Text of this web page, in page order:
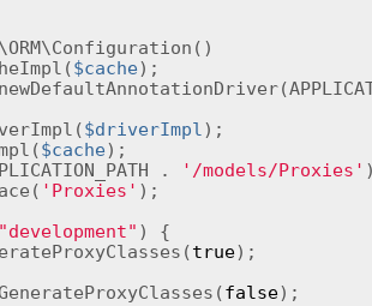
$cache);
$driverImpl);
$cache);
. '/models/Proxies'
'Proxies' );
"development" ) {
true);
false);